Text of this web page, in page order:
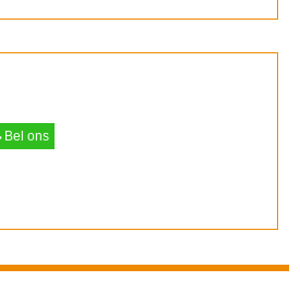
Bel ons